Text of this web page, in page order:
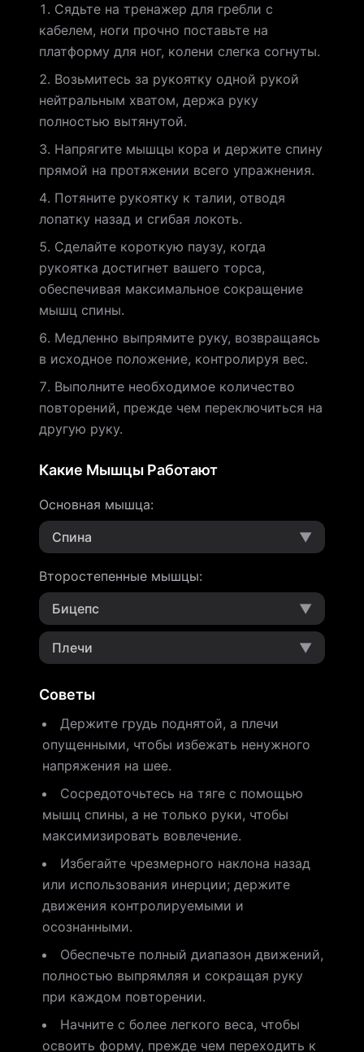
Сядьте на тренажер для гребли с
кабелем, ноги прочно поставьте на
платформу для ног, колени слегка согнуты.
Возьмитесь за рукоятку одной рукой
нейтральным хватом, держа руку
полностью вытянутой.
Напрягите мышцы кора и держите спину
прямой на протяжении всего упражнения.
Потяните рукоятку к талии, отводя
лопатку назад и сгибая локоть.
Сделайте короткую паузу, когда
рукоятка достигнет вашего торса,
обеспечивая максимальное сокращение
мышц спины.
Медленно выпрямите руку, возвращаясь
в исходное положение, контролируя вес.
Выполните необходимое количество
повторений, прежде чем переключиться на
другую руку.
Какие Мышцы Работают
Основная мышца:
Спина
▼
Второстепенные мышцы:
Бицепс
▼
Плечи ▼
Советы
Держите грудь поднятой, а плечи
опущенными, чтобы избежать ненужного
напряжения на шее.
Сосредоточьтесь на тяге с помощью
мышц спины, а не только руки, чтобы
максимизировать вовлечение.
Избегайте чрезмерного наклона назад
или использования инерции; держите
движения контролируемыми и
осознанными.
Обеспечьте полный диапазон движений,
полностью выпрямляя и сокращая руку
при каждом повторении.
Начните с более легкого веса, чтобы
освоить форму, прежде чем переходить к